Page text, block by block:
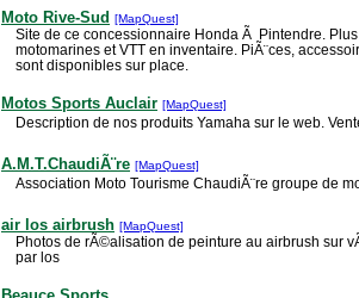
Moto Rive-Sud [MapQuest]
Site de ce concessionnaire Honda Ã Pintendre.
motomarines et VTT en inventaire. PiÃ¨ces,
sont disponibles sur place.
Motos Sports Auclair [MapQuest]
Description de nos produits Yamaha sur le web.
A.M.T.ChaudiÃ¨re [MapQuest]
Association Moto Tourisme ChaudiÃ¨re groupe de
air los airbrush [MapQuest]
Photos de rÃ©alisation de peinture au airbrush sur
par los